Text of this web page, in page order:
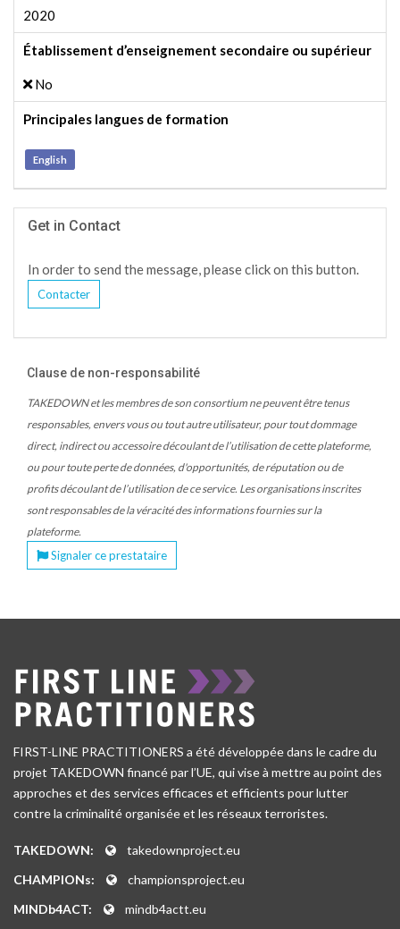
2020
Établissement d’enseignement secondaire ou supérieur
No
Principales langues de formation
English
Get in Contact
In order to send the message, please click on this button.
Contacter
Clause de non-responsabilité
TAKEDOWN et les membres de son consortium ne peuvent être tenus
responsables, envers vous ou tout autre utilisateur, pour tout dommage
direct, indirect ou accessoire découlant de l’utilisation de cette plateforme,
ou pour toute perte de données, d'opportunités, de réputation ou de
profits découlant de l’utilisation de ce service. Les organisations inscrites
sont responsables de la véracité des informations fournies sur la
plateforme.
Signaler ce prestataire
FIRST-LINE PRACTITIONERS a été développée dans le cadre du
projet TAKEDOWN financé par l’UE, qui vise à mettre au point des
approches et des services efficaces et efficients pour lutter
contre la criminalité organisée et les réseaux terroristes.
TAKEDOWN:
takedownproject.eu
CHAMPIONs:
championsproject.eu
MINDb4ACT:
mindb4actt.eu